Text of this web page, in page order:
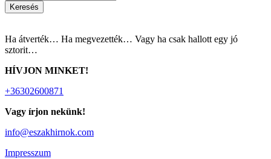
Keresés
Ha átverték… Ha megvezették… Vagy ha csak hallott egy jó
sztorit…
HÍVJON MINKET!
+36302600871
Vagy írjon nekünk!
info@eszakhirnok.com
Impresszum